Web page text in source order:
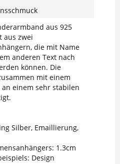
aus 925
aus zwei
die mit Name
anderen Text nach
können. Die
mit einem
einem sehr stabilen
Silber, Emaillierung,
1.3cm
Design